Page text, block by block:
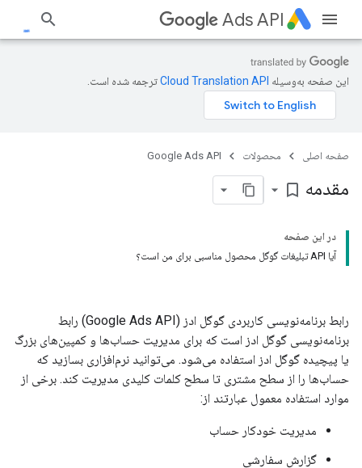
Ads API
این صفحه به‌وسیله ترجمه شده است.
صفحه اصلی محصولات Google Ads API
مقدمه bookmark_border
در این صفحه
آیا API تبلیغات گوگل محصول مناسبی برای من است؟
رابط برنامه‌نویسی کاربردی گوگل ادز (Google Ads API) رابط
برنامه‌نویسی گوگل ادز است که برای مدیریت حساب‌ها و کمپین‌های بزرگ
یا پیچیده گوگل ادز استفاده می‌شود. می‌توانید نرم‌افزاری بسازید که
حساب‌ها را از سطح مشتری تا سطح کلمات کلیدی مدیریت کند. برخی از
موارد استفاده معمول عبارتند از:
مدیریت خودکار حساب
گزارش سفارشی